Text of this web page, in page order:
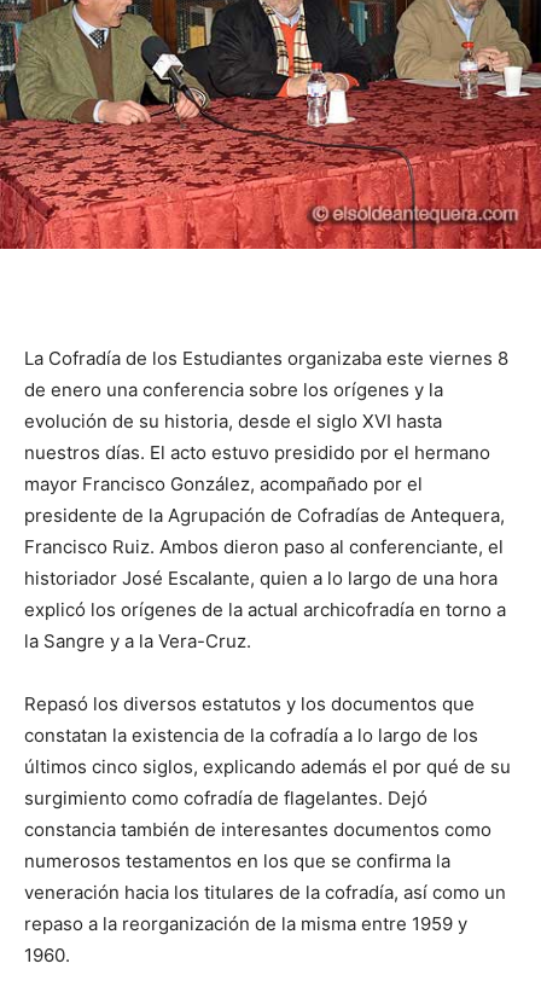
La Cofradía de los Estudiantes organizaba este viernes 8
de enero una conferencia sobre los orígenes y la
evolución de su historia, desde el siglo XVI hasta
nuestros días. El acto estuvo presidido por el hermano
mayor Francisco González, acompañado por el
presidente de la Agrupación de Cofradías de Antequera,
Francisco Ruiz. Ambos dieron paso al conferenciante, el
historiador José Escalante, quien a lo largo de una hora
explicó los orígenes de la actual archicofradía en torno a
la Sangre y a la Vera-Cruz.
Repasó los diversos estatutos y los documentos que
constatan la existencia de la cofradía a lo largo de los
últimos cinco siglos, explicando además el por qué de su
surgimiento como cofradía de flagelantes. Dejó
constancia también de interesantes documentos como
numerosos testamentos en los que se confirma la
veneración hacia los titulares de la cofradía, así como un
repaso a la reorganización de la misma entre 1959 y
1960.